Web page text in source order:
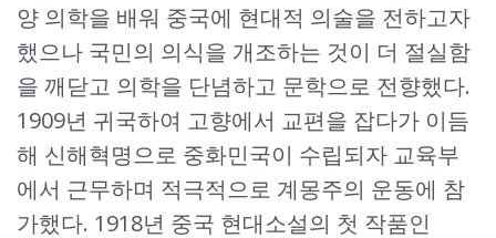
양 의학을 배워 중국에 현대적 의술을 전하고자
했으나 국민의 의식을 개조하는 것이 더 절실함
을 깨닫고 의학을 단념하고 문학으로 전향했다.
1909년 귀국하여 고향에서 교편을 잡다가 이듬
해 신해혁명으로 중화민국이 수립되자 교육부
에서 근무하며 적극적으로 계몽주의 운동에 참
가했다. 1918년 중국 현대소설의 첫 작품인